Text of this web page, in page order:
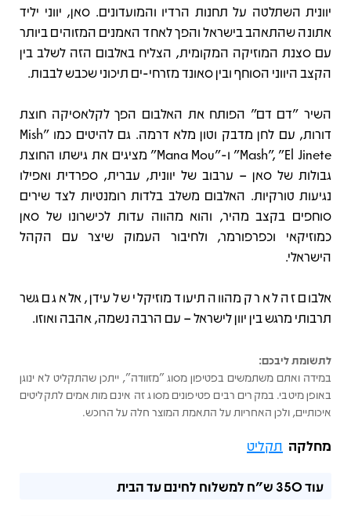
יוונית השתלטה על תחנות הרדיו והמועדונים. סאן, יווני יליד
אתונה שהתאהב בישראל והפך לאחד האמנים המזוהים ביותר
עם סצנת המוזיקה המקומית, הצליח באלבום הזה לשלב בין
הקצב היווני הסוחף ובין סאונד מזרחי-ים תיכוני שכבש לבבות.
השיר "דם דם" הפותח את האלבום הפך לקלאסיקה חוצת
דורות, עם לחן מדבק וטון מלא דרמה. גם להיטים כמו "Mish
Mash", "El Jinete" ו-"Mana Mou" מציגים את גישתו החוצת
גבולות של סאן – ערבוב של יוונית, עברית, ספרדית ואפילו
נגיעות טורקיות. האלבום משלב בלדות רומנטיות לצד שירים
סוחפים בקצב מהיר, והוא מהווה עדות לכישרונו של סאן
כמוזיקאי וכפרפורמר, ולחיבור העמוק שיצר עם הקהל
הישראלי.
אלבום זה לא רק מהווה תיעוד מוזיקלי של עידן, אלא גם גשר
תרבותי מרגש בין יוון לישראל – עם הרבה נשמה, אהבה ואוזו.
לתשומת ליבכם:
במידה ואתם משתמשים בפטיפון מסוג "מזוודה", ייתכן שהתקליט לא ינוגן
באופן מיטבי. במקרים רבים פטיפונים מסוג זה אינם מותאמים לתקליטים
איכותיים, ולכן האחריות על התאמת המוצר חלה על הרוכש.
מחלקה תקליט
עוד350 ש"ח למשלוח לחינם עד הבית